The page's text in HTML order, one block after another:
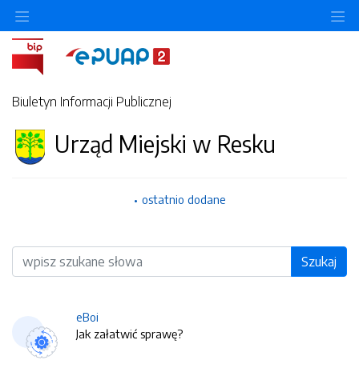
Biuletyn Informacji Publicznej
Urząd Miejski w Resku
ostatnio dodane
Wyszukiwarka Szukaj
eBoi
Jak załatwić sprawę?